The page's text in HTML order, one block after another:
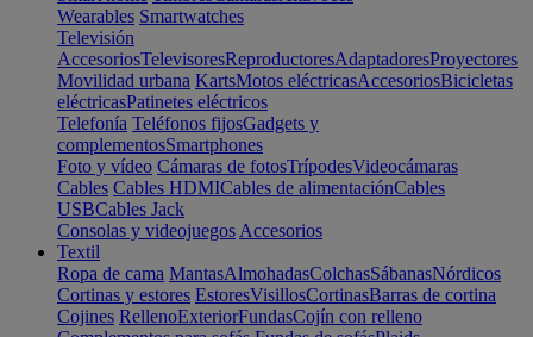
Wearables Smartwatches
Televisión
AccesoriosTelevisoresReproductoresAdaptadoresProyectores
Movilidad urbana KartsMotos eléctricasAccesoriosBicicletas
eléctricasPatinetes eléctricos
Telefonía Teléfonos fijosGadgets y
complementosSmartphones
Foto y vídeo Cámaras de fotosTrípodesVideocámaras
Cables Cables HDMICables de alimentaciónCables
USBCables Jack
Consolas y videojuegos Accesorios
Textil
Ropa de cama MantasAlmohadasColchasSábanasNórdicos
Cortinas y estores EstoresVisillosCortinasBarras de cortina
Cojines RellenoExteriorFundasCojín con relleno